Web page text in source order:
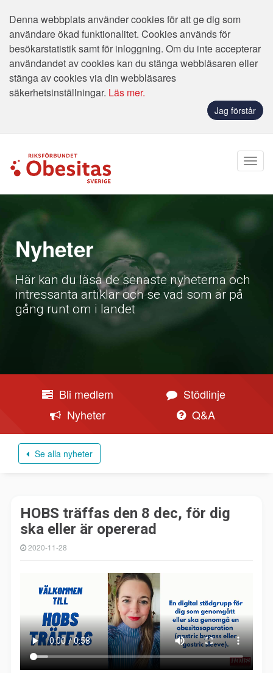
Denna webbplats använder cookies för att ge dig som
användare ökad funktionalitet. Cookies används för
besökarstatistik samt för inloggning. Om du inte accepterar
användandet av cookies kan du stänga webbläsaren eller
stänga av cookies via din webbläsares
säkerhetsinställningar. Läs mer.
Jag förstår
Nyheter
Här kan du läsa de senaste nyheterna och
intressanta artiklar och se vad som är på
gång runt om i landet
Bli medlem
Stödlinje
Nyheter
Q&A
Se alla nyheter
HOBS träffas den 8 dec, för dig
ska eller är opererad
2020-11-28